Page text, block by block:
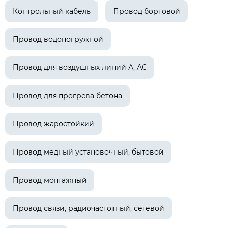
Контрольный кабель Провод бортовой
Провод водопогружной
Провод для воздушных линий А, АС
Провод для прогрева бетона
Провод жаростойкий
Провод медный установочный, бытовой
Провод монтажный
Провод связи, радиочастотный, сетевой